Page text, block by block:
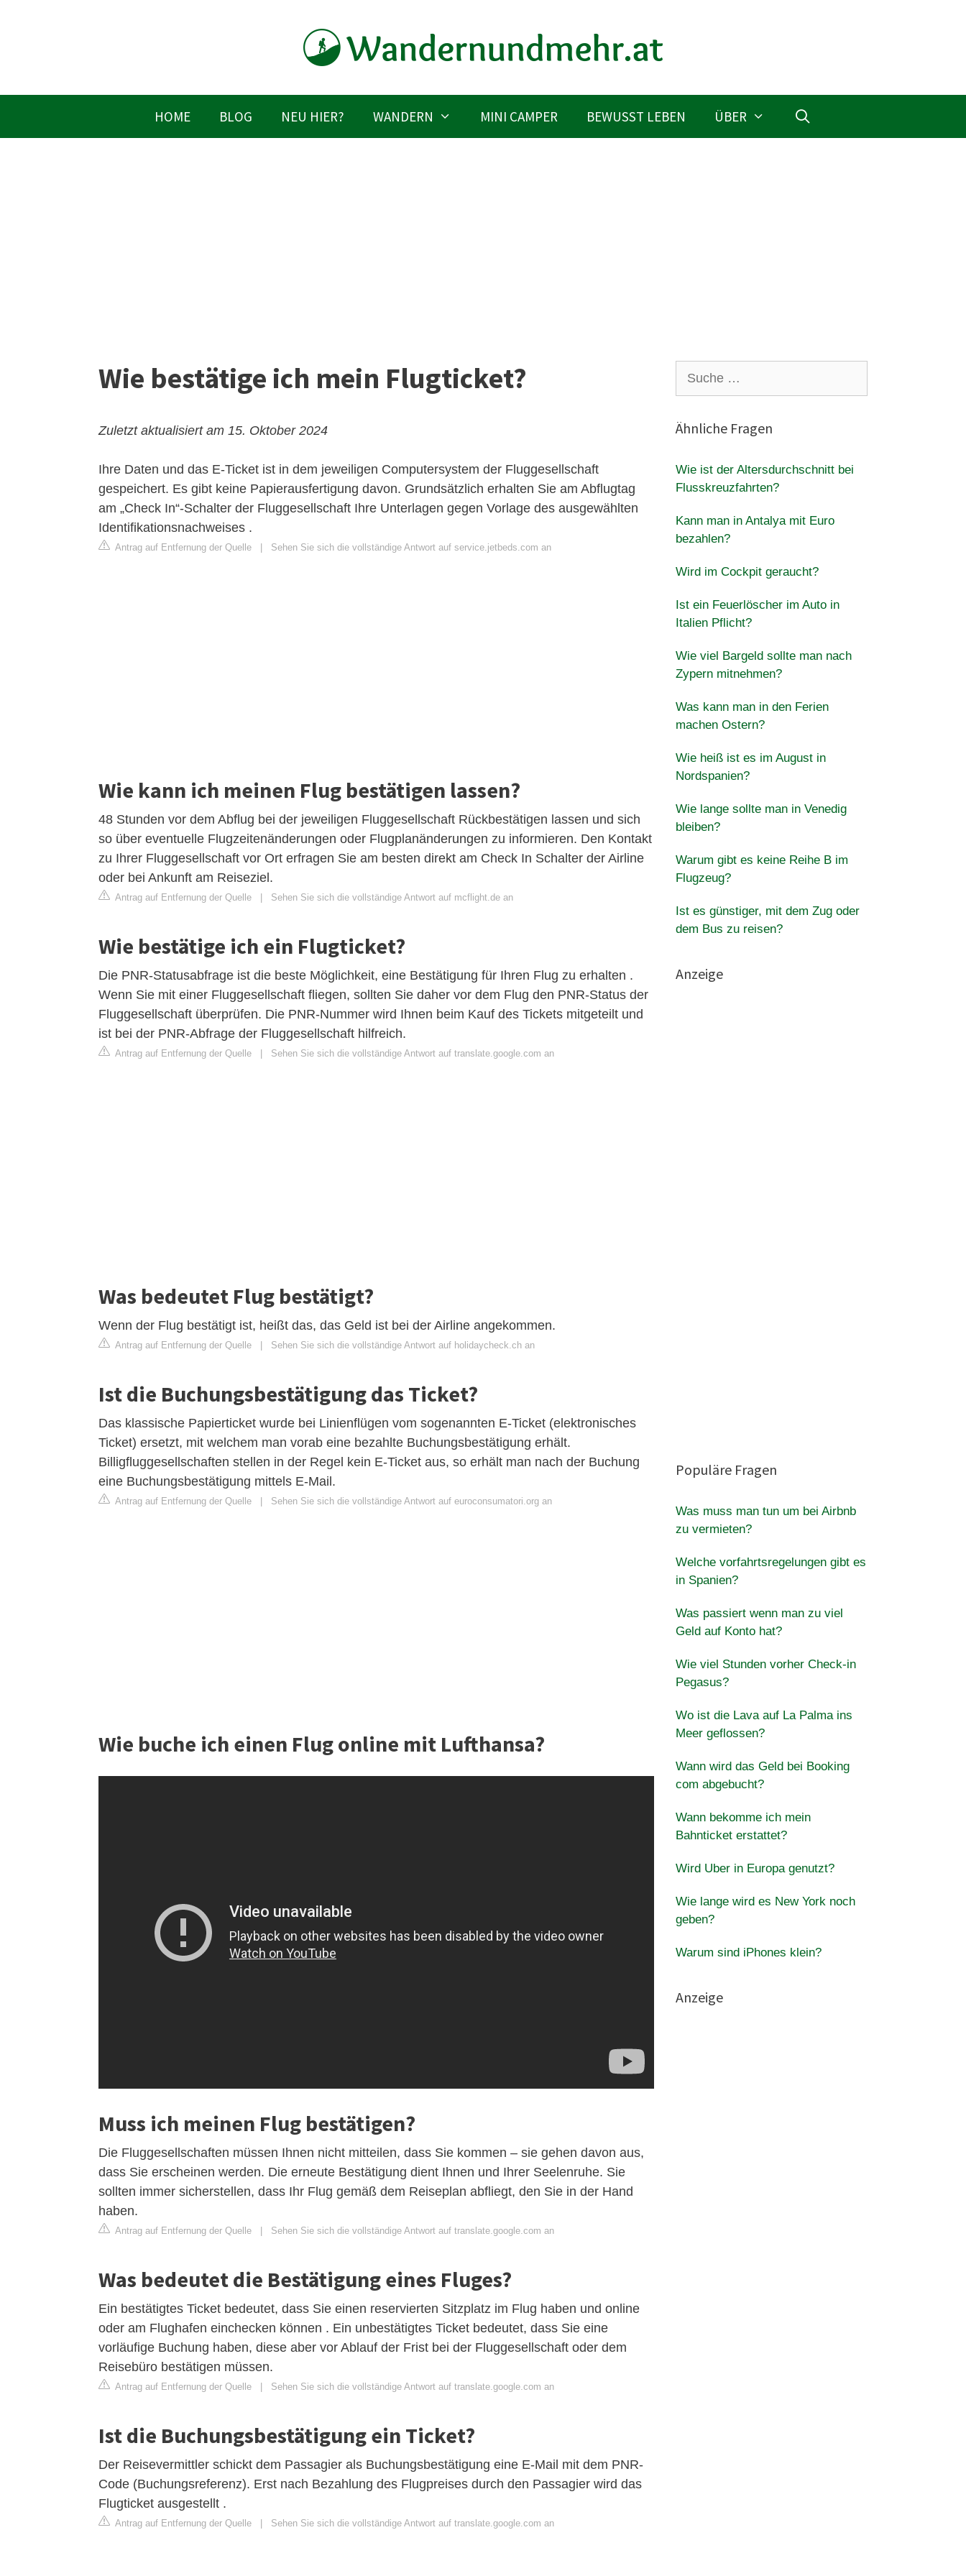
HOME BLOG NEU HIER? WANDERN MINI CAMPER BEWUSST LEBEN ÜBER
Wie bestätige ich mein Flugticket?
Zuletzt aktualisiert am 15. Oktober 2024
Ihre Daten und das E-Ticket ist in dem jeweiligen Computersystem der Fluggesellschaft
gespeichert. Es gibt keine Papierausfertigung davon. Grundsätzlich erhalten Sie am Abflugtag
am „Check In“-Schalter der Fluggesellschaft Ihre Unterlagen gegen Vorlage des ausgewählten
Identifikationsnachweises .
Antrag auf Entfernung der Quelle Sehen Sie sich die vollständige Antwort auf service.jetbeds.com an
Wie kann ich meinen Flug bestätigen lassen?
48 Stunden vor dem Abflug bei der jeweiligen Fluggesellschaft Rückbestätigen lassen und sich
so über eventuelle Flugzeitenänderungen oder Flugplanänderungen zu informieren. Den Kontakt
zu Ihrer Fluggesellschaft vor Ort erfragen Sie am besten direkt am Check In Schalter der Airline
oder bei Ankunft am Reiseziel.
Antrag auf Entfernung der Quelle Sehen Sie sich die vollständige Antwort auf mcflight.de an
Wie bestätige ich ein Flugticket?
Die PNR-Statusabfrage ist die beste Möglichkeit, eine Bestätigung für Ihren Flug zu erhalten .
Wenn Sie mit einer Fluggesellschaft fliegen, sollten Sie daher vor dem Flug den PNR-Status der
Fluggesellschaft überprüfen. Die PNR-Nummer wird Ihnen beim Kauf des Tickets mitgeteilt und
ist bei der PNR-Abfrage der Fluggesellschaft hilfreich.
Antrag auf Entfernung der Quelle Sehen Sie sich die vollständige Antwort auf translate.google.com an
Was bedeutet Flug bestätigt?
Wenn der Flug bestätigt ist, heißt das, das Geld ist bei der Airline angekommen.
Antrag auf Entfernung der Quelle Sehen Sie sich die vollständige Antwort auf holidaycheck.ch an
Ist die Buchungsbestätigung das Ticket?
Das klassische Papierticket wurde bei Linienflügen vom sogenannten E-Ticket (elektronisches
Ticket) ersetzt, mit welchem man vorab eine bezahlte Buchungsbestätigung erhält.
Billigfluggesellschaften stellen in der Regel kein E-Ticket aus, so erhält man nach der Buchung
eine Buchungsbestätigung mittels E-Mail.
Antrag auf Entfernung der Quelle Sehen Sie sich die vollständige Antwort auf euroconsumatori.org an
Wie buche ich einen Flug online mit Lufthansa?
Muss ich meinen Flug bestätigen?
Die Fluggesellschaften müssen Ihnen nicht mitteilen, dass Sie kommen – sie gehen davon aus,
dass Sie erscheinen werden. Die erneute Bestätigung dient Ihnen und Ihrer Seelenruhe. Sie
sollten immer sicherstellen, dass Ihr Flug gemäß dem Reiseplan abfliegt, den Sie in der Hand
haben.
Antrag auf Entfernung der Quelle | Sehen Sie sich die vollständige Antwort auf translate.google.com an
Was bedeutet die Bestätigung eines Fluges?
Ein bestätigtes Ticket bedeutet, dass Sie einen reservierten Sitzplatz im Flug haben und online
oder am Flughafen einchecken können . Ein unbestätigtes Ticket bedeutet, dass Sie eine
vorläufige Buchung haben, diese aber vor Ablauf der Frist bei der Fluggesellschaft oder dem
Reisebüro bestätigen müssen.
Antrag auf Entfernung der Quelle | Sehen Sie sich die vollständige Antwort auf translate.google.com an
Ist die Buchungsbestätigung ein Ticket?
Der Reisevermittler schickt dem Passagier als Buchungsbestätigung eine E-Mail mit dem PNR-
Code (Buchungsreferenz). Erst nach Bezahlung des Flugpreises durch den Passagier wird das
Flugticket ausgestellt .
Antrag auf Entfernung der Quelle | Sehen Sie sich die vollständige Antwort auf translate.google.com an
nach:
Ähnliche Fragen
Wie ist der Altersdurchschnitt bei
Flusskreuzfahrten?
Kann man in Antalya mit Euro
bezahlen?
Wird im Cockpit geraucht?
Ist ein Feuerlöscher im Auto in
Italien Pflicht?
Wie viel Bargeld sollte man nach
Zypern mitnehmen?
Was kann man in den Ferien
machen Ostern?
Wie heiß ist es im August in
Nordspanien?
Wie lange sollte man in Venedig
bleiben?
Warum gibt es keine Reihe B im
Flugzeug?
Ist es günstiger, mit dem Zug oder
dem Bus zu reisen?
Anzeige
Populäre Fragen
Was muss man tun um bei Airbnb
zu vermieten?
Welche vorfahrtsregelungen gibt es
in Spanien?
Was passiert wenn man zu viel
Geld auf Konto hat?
Wie viel Stunden vorher Check-in
Pegasus?
Wo ist die Lava auf La Palma ins
Meer geflossen?
Wann wird das Geld bei Booking
com abgebucht?
Wann bekomme ich mein
Bahnticket erstattet?
Wird Uber in Europa genutzt?
Wie lange wird es New York noch
geben?
Warum sind iPhones klein?
Anzeige